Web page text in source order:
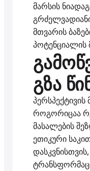
მარსის
მთვარის
პოტენციალის
გზა
პერსპექტივის
როგორიცაა
მასალების
ეთიკური